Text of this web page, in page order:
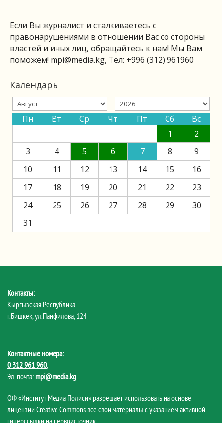
Если Вы журналист и сталкиваетесь с
правонарушениями в отношении Вас со стороны
властей и иных лиц, обращайтесь к нам! Мы Вам
поможем! mpi@media.kg, Тел: +996 (312) 961960
Календарь
Пн Вт Ср Чт Пт Сб
Вс
1
2
3
4 5 6 7 8
9
10
11 12 13 14 15
16
17
18 19 20 21 22
23
24
25 26 27 28 29
30
31
Контакты:
Кыргызская Республика
г.Бишкек, ул.Панфилова, 124
Контактные номера:
0 312 961 960,
Эл. почта: mpi@media.kg
ОФ «Институт Медиа Полиси» разрешает использовать на основе
лицензии Creative Commons все свои материалы с указанием активной
гиперссылки на первоисточник.